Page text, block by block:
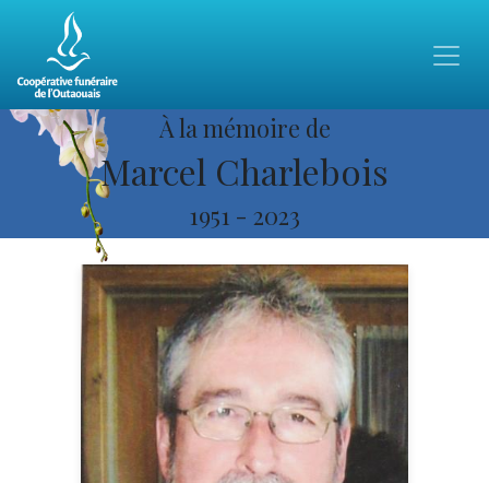
À la mémoire de
Marcel Charlebois
1951 - 2023